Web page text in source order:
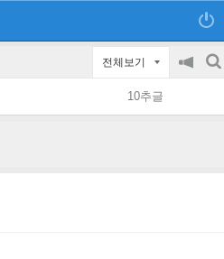
전체보기
공
on/off
검
10추글